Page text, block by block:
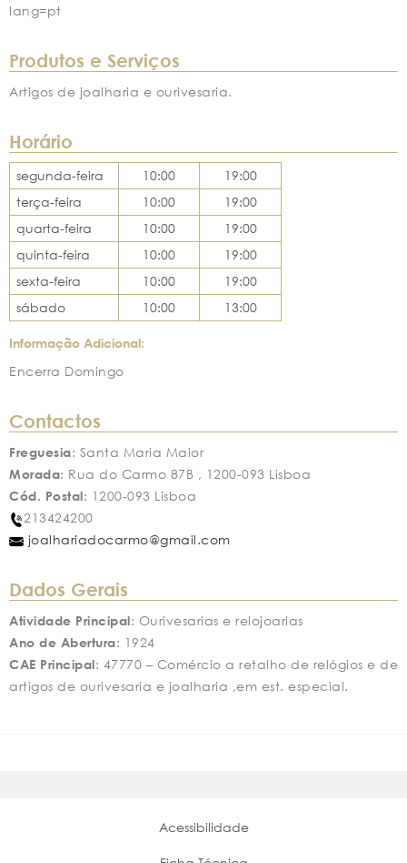
lang=pt
Produtos e Serviços
Artigos de joalharia e ourivesaria.
Horário
segunda-feira 10:00
19:00
terça-feira
10:00
19:00
quarta-feira
10:00
19:00
quinta-feira
10:00
19:00
sexta-feira
10:00
19:00
sábado
10:00 13:00
Informação Adicional:
Encerra Domingo
Contactos
Freguesia: Santa Maria Maior
Morada: Rua do Carmo 87B , 1200-093 Lisboa
Cód. Postal: 1200-093 Lisboa
213424200
joalhariadocarmo@gmail.com
Dados Gerais
Atividade Principal: Ourivesarias e relojoarias
Ano de Abertura: 1924
CAE Principal: 47770 – Comércio a retalho de relógios e de
artigos de ourivesaria e joalharia ,em est. especial.
Acessibilidade